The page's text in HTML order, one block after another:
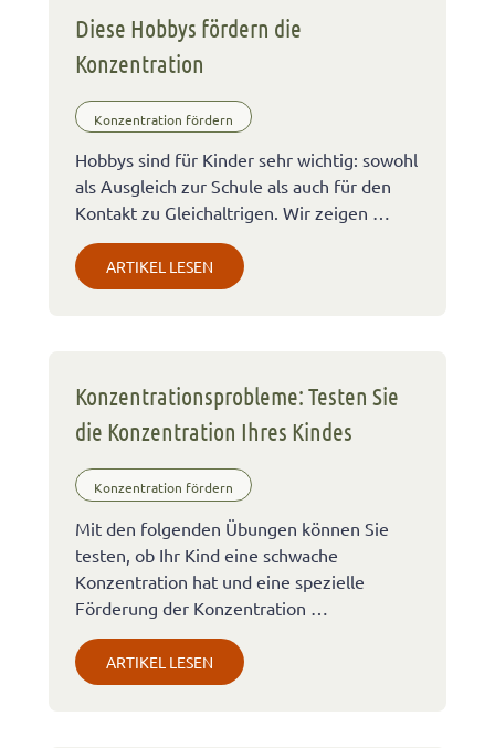
Diese Hobbys fördern die
Konzentration
Konzentration fördern
Hobbys sind für Kinder sehr wichtig: sowohl
als Ausgleich zur Schule als auch für den
Kontakt zu Gleichaltrigen. Wir zeigen …
ARTIKEL LESEN
Konzentrationsprobleme: Testen Sie
die Konzentration Ihres Kindes
Konzentration fördern
Mit den folgenden Übungen können Sie
testen, ob Ihr Kind eine schwache
Konzentration hat und eine spezielle
Förderung der Konzentration …
ARTIKEL LESEN